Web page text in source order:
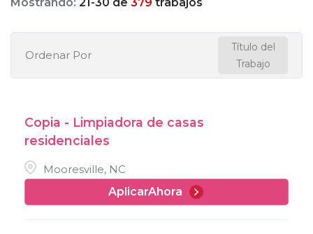
Ordenar Por
Título del
Trabajo
Copia - Limpiadora de casas
residenciales
Mooresville, NC
AplicarAhora